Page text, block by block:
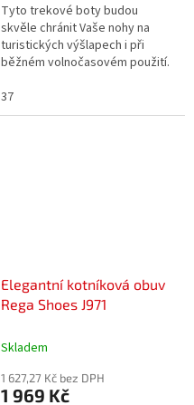
Tyto trekové boty budou
skvěle chránit Vaše nohy na
turistických výšlapech i při
běžném volnočasovém použití.
37
Elegantní kotníková obuv
Rega Shoes J971
Skladem
1 627,27 Kč bez DPH
1 969 Kč